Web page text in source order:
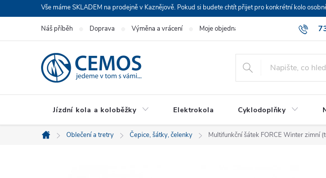
na
Vše máme SKLADEM na prodejně v Kaznějově. Pokud si budete chtít přijet pro konkrétní kolo
Náš příběh Doprava Výměna a vrácení Moje objednávka
Jízdní kola a koloběžky Elektrokola Cyklodoplňky
Domů
Oblečení a tretry Čepice, šátky, čelenky Multifunkční šátek FORCE Winter zimní